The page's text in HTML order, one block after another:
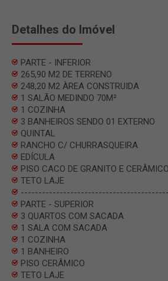
Detalhes do Imóvel
PARTE - INFERIOR
265,90 M2 DE TERRENO
248,20 M2 ÀREA CONSTRUIDA
1 SALÃO MEDINDO 70M²
1 COZINHA
3 BANHEIROS SENDO 01 EXTERNO
QUINTAL
RANCHO C/ CHURRASQUEIRA
EDÍCULA
PISO CACO DE GRANITO E CERÂMICO
TETO LAJE
PARTE - SUPERIOR
3 QUARTOS COM SACADA
1 SALA COM SACADA
1 COZINHA
1 BANHEIRO
PISO CERÂMICO
TETO LAJE